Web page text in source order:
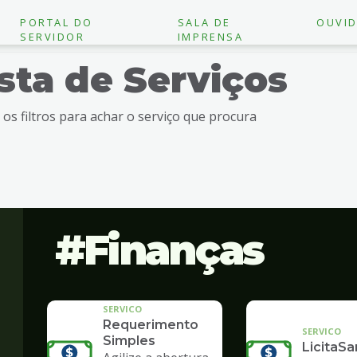
PORTAL DO
SERVIDOR
SALA DE
IMPRENSA
de Serviços
os filtros para achar o serviço que procura
Finanças
SERVICO
Requerimento
Simples
SERVICO